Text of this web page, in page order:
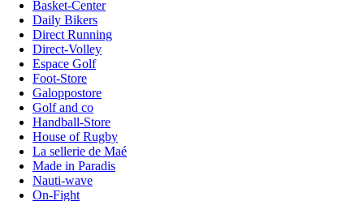
Basket-Center
Daily Bikers
Direct Running
Direct-Volley
Espace Golf
Foot-Store
Galoppostore
Golf and co
Handball-Store
House of Rugby
La sellerie de Maé
Made in Paradis
Nauti-wave
On-Fight